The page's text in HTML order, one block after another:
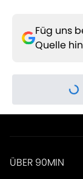
Füg uns
Quelle
ÜBER 90MIN